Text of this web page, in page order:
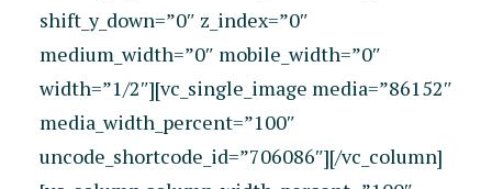
shift_y_down=”0″ z_index=”0″
medium_width=”0″ mobile_width=”0″
width=”1/2″][vc_single_image media=”86152″
media_width_percent=”100″
uncode_shortcode_id=”706086″][/vc_column]